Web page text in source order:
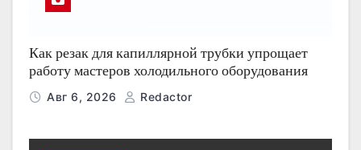
Как резак для капиллярной трубки упрощает
работу мастеров холодильного оборудования
Авг 6, 2026 Redactor